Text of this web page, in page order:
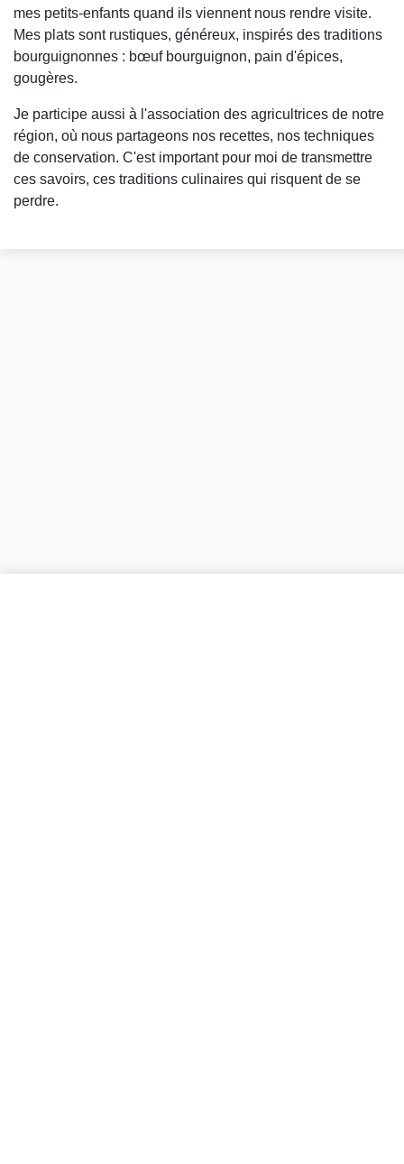
mes petits-enfants quand ils viennent nous rendre visite.
Mes plats sont rustiques, généreux, inspirés des traditions
bourguignonnes : bœuf bourguignon, pain d'épices,
gougères.
Je participe aussi à l'association des agricultrices de notre
région, où nous partageons nos recettes, nos techniques
de conservation. C'est important pour moi de transmettre
ces savoirs, ces traditions culinaires qui risquent de se
perdre.